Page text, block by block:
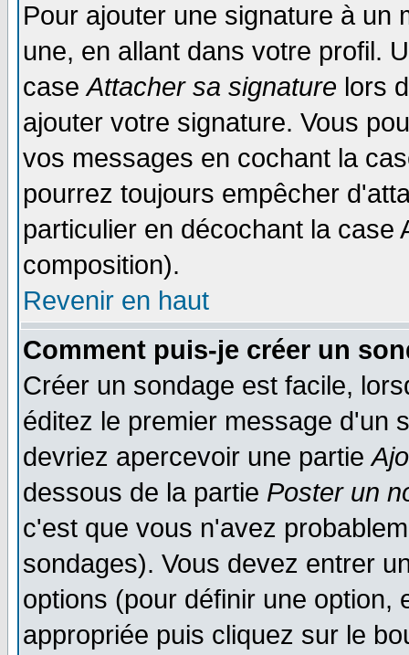
Pour ajouter une signature à un
une, en allant dans votre profil.
caseAttacher sa signature lors
ajouter votre signature. Vous
vos messages en cochant la
pourrez toujours empêcher
particulier en décochant la
composition).
Revenir en haut
Comment puis-je créer un
Créer un sondage est facile,
éditez le premier message d'un
devriez apercevoir une partie
dessous de la partie Poster un
c'est que vous n'avez
sondages). Vous devez entrer
options (pour définir une option,
appropriée puis cliquez sur le